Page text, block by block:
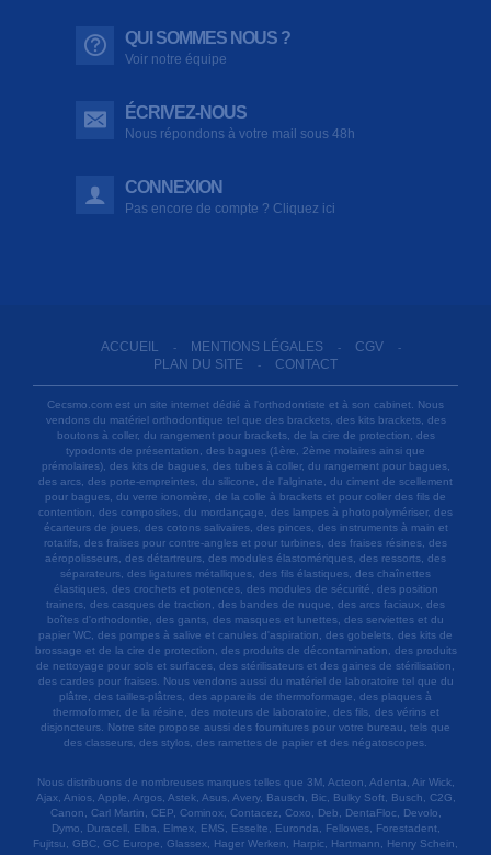
QUI SOMMES NOUS ?
Voir notre équipe
ÉCRIVEZ-NOUS
Nous répondons à votre mail sous 48h
CONNEXION
Pas encore de compte ? Cliquez ici
ACCUEIL - MENTIONS LÉGALES - CGV -
PLAN DU SITE - CONTACT
Cecsmo.com est un site internet dédié à l'orthodontiste et à son cabinet. Nous
vendons du matériel orthodontique tel que des brackets, des kits brackets, des
boutons à coller, du rangement pour brackets, de la cire de protection, des
typodonts de présentation, des bagues (1ère, 2ème molaires ainsi que
prémolaires), des kits de bagues, des tubes à coller, du rangement pour bagues,
des arcs, des porte-empreintes, du silicone, de l'alginate, du ciment de scellement
pour bagues, du verre ionomère, de la colle à brackets et pour coller des fils de
contention, des composites, du mordançage, des lampes à photopolymériser, des
écarteurs de joues, des cotons salivaires, des pinces, des instruments à main et
rotatifs, des fraises pour contre-angles et pour turbines, des fraises résines, des
aéropolisseurs, des détartreurs, des modules élastomériques, des ressorts, des
séparateurs, des ligatures métalliques, des fils élastiques, des chaînettes
élastiques, des crochets et potences, des modules de sécurité, des position
trainers, des casques de traction, des bandes de nuque, des arcs faciaux, des
boîtes d'orthodontie, des gants, des masques et lunettes, des serviettes et du
papier WC, des pompes à salive et canules d'aspiration, des gobelets, des kits de
brossage et de la cire de protection, des produits de décontamination, des produits
de nettoyage pour sols et surfaces, des stérilisateurs et des gaines de stérilisation,
des cardes pour fraises. Nous vendons aussi du matériel de laboratoire tel que du
plâtre, des tailles-plâtres, des appareils de thermoformage, des plaques à
thermoformer, de la résine, des moteurs de laboratoire, des fils, des vérins et
disjoncteurs. Notre site propose aussi des fournitures pour votre bureau, tels que
des classeurs, des stylos, des ramettes de papier et des négatoscopes.
Nous distribuons de nombreuses marques telles que 3M, Acteon, Adenta, Air Wick,
Ajax, Anios, Apple, Argos, Astek, Asus, Avery, Bausch, Bic, Bulky Soft, Busch, C2G,
Canon, Carl Martin, CEP, Cominox, Contacez, Coxo, Deb, DentaFloc, Devolo,
Dymo, Duracell, Elba, Elmex, EMS, Esselte, Euronda, Fellowes, Forestadent,
Fujitsu, GBC, GC Europe, Glassex, Hager Werken, Harpic, Hartmann, Henry Schein,